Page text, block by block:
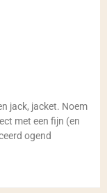
jack, jacket. Noem
met een fijn (en
ogend